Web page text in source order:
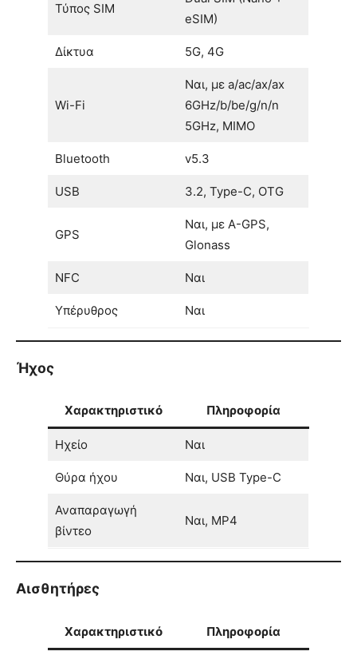
Τύπος SIM
eSIM)
Δίκτυα 5G, 4G
Wi-Fi
Ναι, με a/ac/ax/ax
6GHz/b/be/g/n/n
5GHz, MIMO
Bluetooth v5.3
USB 3.2, Type-C, OTG
GPS
Ναι, με A-GPS,
Glonass
NFC Ναι
Υπέρυθρος Ναι
Ήχος
Χαρακτηριστικό Πληροφορία
Ηχείο Ναι
Θύρα ήχου Ναι, USB Type-C
Αναπαραγωγή
βίντεο
Ναι, MP4
Αισθητήρες
Χαρακτηριστικό Πληροφορία